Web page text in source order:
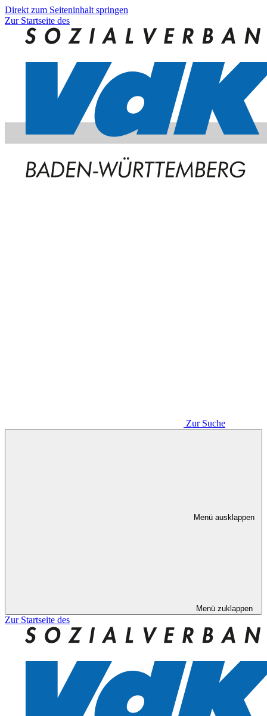
Direkt zum Seiteninhalt springen
Zur Startseite des
Zur Suche
Menü ausklappen
Menü zuklappen
Zur Startseite des